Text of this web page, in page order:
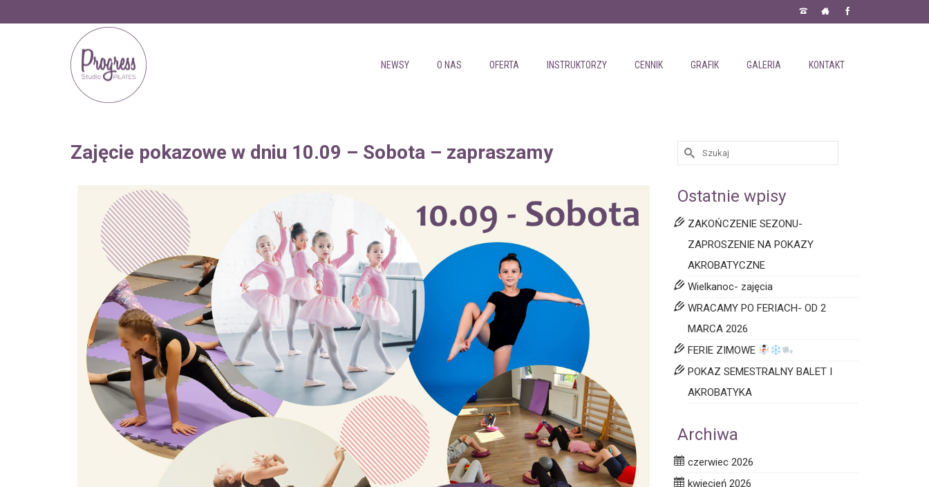
NEWSY O NAS OFERTA INSTRUKTORZY CENNIK GRAFIK GALERIA KONTAKT
Zajęcie pokazowe w dniu 10.09 – Sobota – zapraszamy
Ostatnie wpisy
ZAKOŃCZENIE SEZONU-
ZAPROSZENIE NA POKAZY
AKROBATYCZNE
Wielkanoc- zajęcia
WRACAMY PO FERIACH- OD 2
MARCA 2026
FERIE ZIMOWE
POKAZ SEMESTRALNY BALET I
AKROBATYKA
Archiwa
czerwiec 2026
kwiecień 2026